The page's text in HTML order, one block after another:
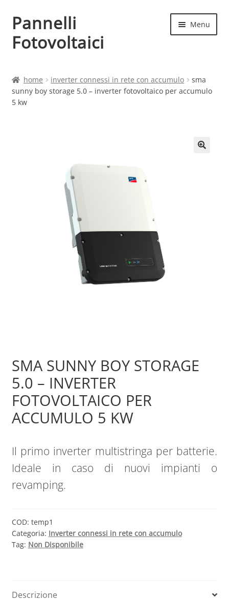
Vai
alla
navigazione
Vai
al
contenuto
Pannelli
Fotovoltaici
Menu
Cart
home inverter connessi in rete con accumulo
sma
sunny boy storage 5.0 – inverter fotovoltaico per accumulo
5 kw
SMA SUNNY BOY STORAGE
5.0 – INVERTER
FOTOVOLTAICO PER
ACCUMULO 5 KW
Il primo inverter multistringa per batterie.
Ideale in caso di nuovi impianti o
revamping.
COD: temp1
Categoria: Inverter connessi in rete con accumulo
Tag: Non Disponibile
Descrizione